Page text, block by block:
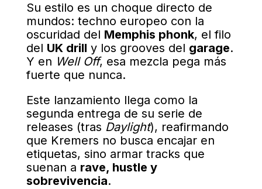
Su estilo es un choque directo de
mundos: techno europeo con la
oscuridad del Memphis phonk, el filo
del UK drill y los grooves del garage.
Y en Well Off, esa mezcla pega más
fuerte que nunca.
Este lanzamiento llega como la
segunda entrega de su serie de
releases (tras Daylight), reafirmando
que Kremers no busca encajar en
etiquetas, sino armar tracks que
suenan a rave, hustle y
sobrevivencia.